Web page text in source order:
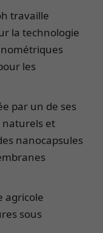
travaille
la technologie
les
par un de ses
naturels et
nanocapsules
agricole
sous